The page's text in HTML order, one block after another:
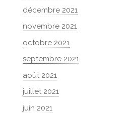
décembre 2021
novembre 2021
octobre 2021
septembre 2021
août 2021
juillet 2021
juin 2021